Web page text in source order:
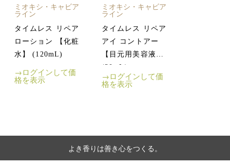
ミオキシ・キャビア
ライン
タイムレス リペア
ローション 【化粧
水】 (120mL)
→ログインして価
格を表示
ミオキシ・キャビア
ライン
タイムレス リペア
アイ コントアー
【目元用美容液】
(30mL)
→ログインして価
格を表示
よき香りは善き心をつくる。